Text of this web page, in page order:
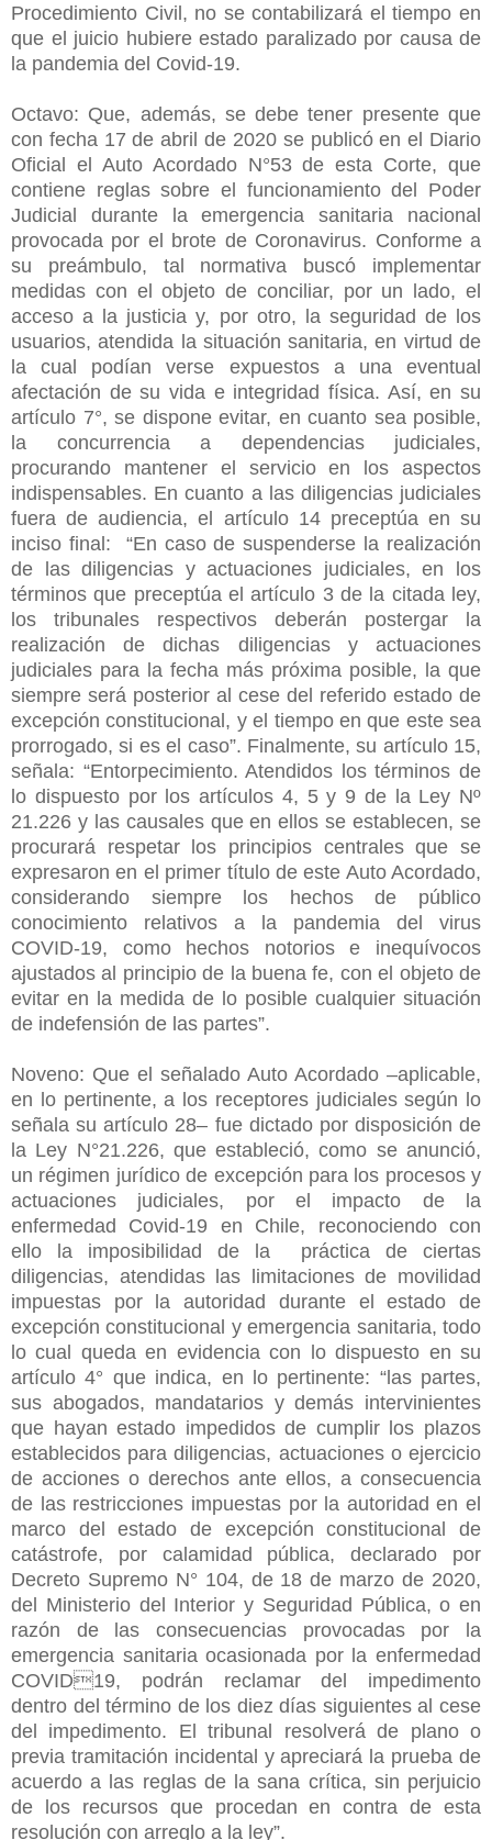
Procedimiento Civil, no se contabilizará el tiempo en
que el juicio hubiere estado paralizado por causa de
la pandemia del Covid-19.
Octavo: Que, además, se debe tener presente que
con fecha 17 de abril de 2020 se publicó en el Diario
Oficial el Auto Acordado N°53 de esta Corte, que
contiene reglas sobre el funcionamiento del Poder
Judicial durante la emergencia sanitaria nacional
provocada por el brote de Coronavirus. Conforme a
su preámbulo, tal normativa buscó implementar
medidas con el objeto de conciliar, por un lado, el
acceso a la justicia y, por otro, la seguridad de los
usuarios, atendida la situación sanitaria, en virtud de
la cual podían verse expuestos a una eventual
afectación de su vida e integridad física. Así, en su
artículo 7°, se dispone evitar, en cuanto sea posible,
la concurrencia a dependencias judiciales,
procurando mantener el servicio en los aspectos
indispensables. En cuanto a las diligencias judiciales
fuera de audiencia, el artículo 14 preceptúa en su
inciso final: “En caso de suspenderse la realización
de las diligencias y actuaciones judiciales, en los
términos que preceptúa el artículo 3 de la citada ley,
los tribunales respectivos deberán postergar la
realización de dichas diligencias y actuaciones
judiciales para la fecha más próxima posible, la que
siempre será posterior al cese del referido estado de
excepción constitucional, y el tiempo en que este sea
prorrogado, si es el caso”. Finalmente, su artículo 15,
señala: “Entorpecimiento. Atendidos los términos de
lo dispuesto por los artículos 4, 5 y 9 de la Ley Nº
21.226 y las causales que en ellos se establecen, se
procurará respetar los principios centrales que se
expresaron en el primer título de este Auto Acordado,
considerando siempre los hechos de público
conocimiento relativos a la pandemia del virus
COVID-19, como hechos notorios e inequívocos
ajustados al principio de la buena fe, con el objeto de
evitar en la medida de lo posible cualquier situación
de indefensión de las partes”.
Noveno: Que el señalado Auto Acordado –aplicable,
en lo pertinente, a los receptores judiciales según lo
señala su artículo 28– fue dictado por disposición de
la Ley N°21.226, que estableció, como se anunció,
un régimen jurídico de excepción para los procesos y
actuaciones judiciales, por el impacto de la
enfermedad Covid-19 en Chile, reconociendo con
ello la imposibilidad de la práctica de ciertas
diligencias, atendidas las limitaciones de movilidad
impuestas por la autoridad durante el estado de
excepción constitucional y emergencia sanitaria, todo
lo cual queda en evidencia con lo dispuesto en su
artículo 4° que indica, en lo pertinente: “las partes,
sus abogados, mandatarios y demás intervinientes
que hayan estado impedidos de cumplir los plazos
establecidos para diligencias, actuaciones o ejercicio
de acciones o derechos ante ellos, a consecuencia
de las restricciones impuestas por la autoridad en el
marco del estado de excepción constitucional de
catástrofe, por calamidad pública, declarado por
Decreto Supremo N° 104, de 18 de marzo de 2020,
del Ministerio del Interior y Seguridad Pública, o en
razón de las consecuencias provocadas por la
emergencia sanitaria ocasionada por la enfermedad
COVID19, podrán reclamar del impedimento
dentro del término de los diez días siguientes al cese
del impedimento. El tribunal resolverá de plano o
previa tramitación incidental y apreciará la prueba de
acuerdo a las reglas de la sana crítica, sin perjuicio
de los recursos que procedan en contra de esta
resolución con arreglo a la ley”.